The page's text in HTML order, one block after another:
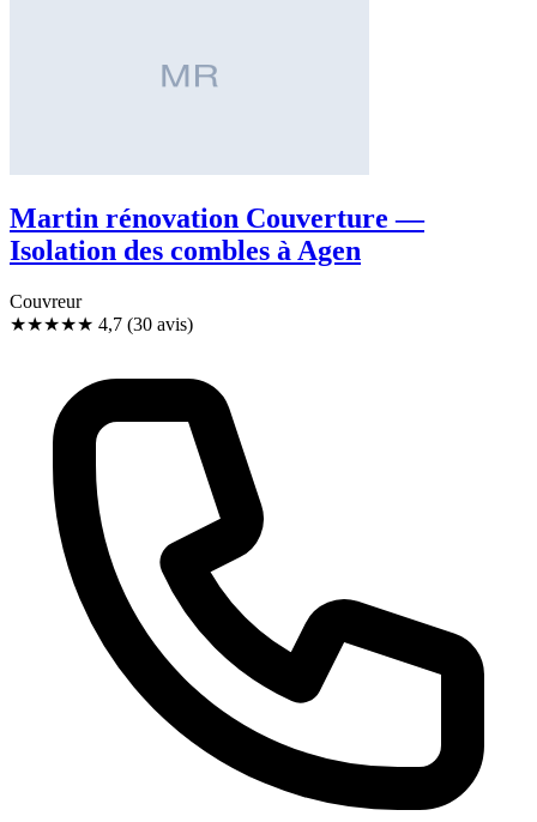
Martin rénovation Couverture —
Isolation des combles à Agen
Couvreur
★★★★★ 4,7 (30 avis)